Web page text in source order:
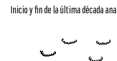
Inicio y fin de la última década